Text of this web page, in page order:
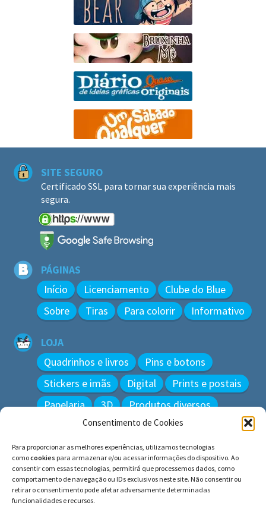
Consentimento de Cookies
Para proporcionar as melhores experiências, utilizamos tecnologias
comocookies para armazenar e/ou acessar informações do dispositivo. Ao
consentir com essas tecnologias, permitirá que processemos dados, como
comportamento de navegação ou IDs exclusivos neste site. Não consentir ou
retirar o consentimento pode afetar adversamente determinadas
funcionalidades e recursos.
SITE SEGURO
Certificado SSL para tornar sua experiência mais
segura.
PÁGINAS
Início Licenciamento
Clube do Blue
Sobre
Tiras Para colorir Informativo
LOJA
Quadrinhos e livros
Pins e botons
Stickers e imãs
Digital
Prints e postais
Papelaria
3D Produtos diversos
Pesquisar
por: